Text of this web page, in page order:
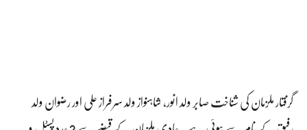
گرفتار ملزمان کی شناخت صابر ولد انور، شاہنواز ولد سرفراز علی اور رضوان ولد